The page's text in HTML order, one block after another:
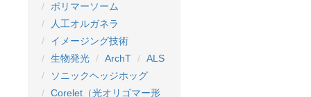
ポリマーソーム
人工オルガネラ
イメージング技術
生物発光
ArchT
ALS
ソニックヘッジホッグ
Corelet（光オリゴマー形